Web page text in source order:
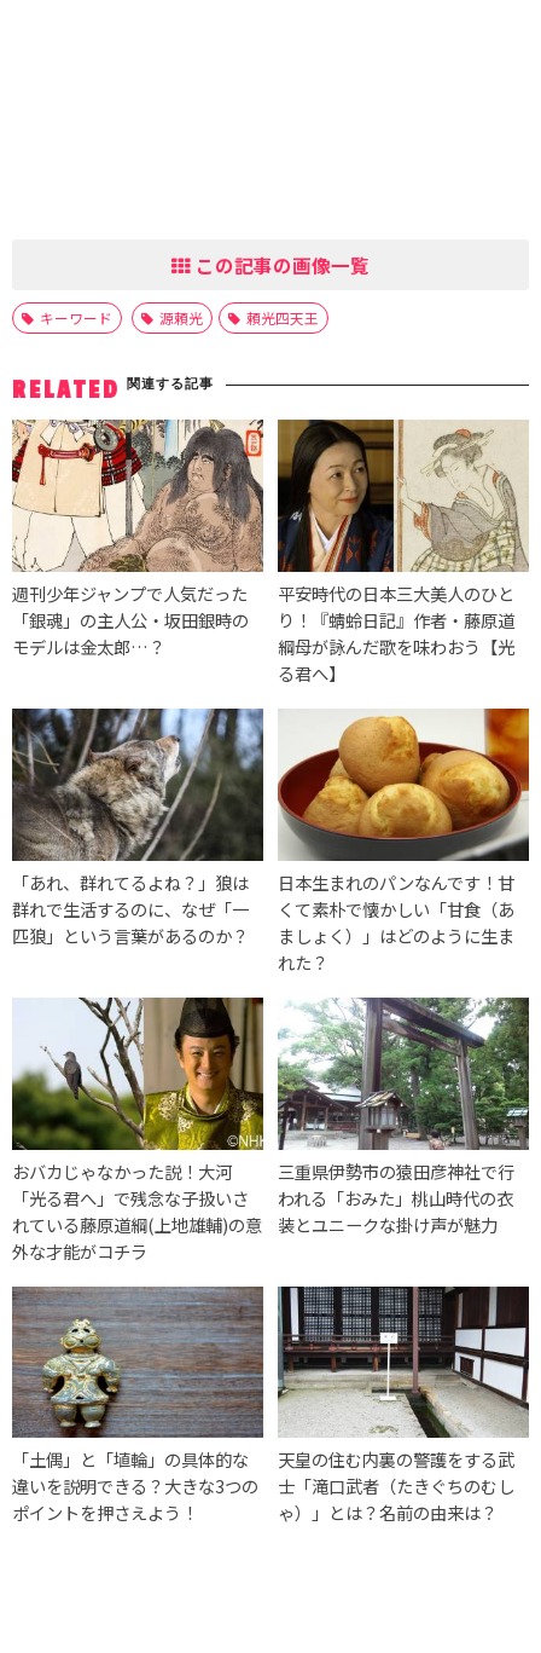
この記事の画像一覧
キーワード 源頼光 頼光四天王
RELATED 関連する記事
週刊少年ジャンプで人気だった
「銀魂」の主人公・坂田銀時の
モデルは金太郎…？
平安時代の日本三大美人のひと
り！『蜻蛉日記』作者・藤原道
綱母が詠んだ歌を味わおう【光
る君へ】
「あれ、群れてるよね？」狼は
群れで生活するのに、なぜ「一
匹狼」という言葉があるのか？
日本生まれのパンなんです！甘
くて素朴で懐かしい「甘食（あ
ましょく）」はどのように生ま
れた？
おバカじゃなかった説！大河
「光る君へ」で残念な子扱いさ
れている藤原道綱(上地雄輔)の意
外な才能がコチラ
三重県伊勢市の猿田彦神社で行
われる「おみた」桃山時代の衣
装とユニークな掛け声が魅力
「土偶」と「埴輪」の具体的な
違いを説明できる？大きな3つの
ポイントを押さえよう！
天皇の住む内裏の警護をする武
士「滝口武者（たきぐちのむし
ゃ）」とは？名前の由来は？